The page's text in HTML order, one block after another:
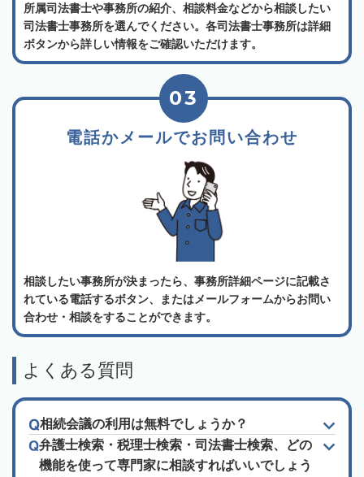
所属司法書士や事務所の紹介、相談料金などから相談したい
司法書士事務所を選んでください。各司法書士事務所は詳細
ボタンから詳しい情報をご確認いただけます。
電話かメールでお問い合わせ
03
相談したい事務所が決まったら、事務所詳細ページに記載さ
れている電話するボタン、またはメールフォームからお問い
合わせ・相談をすることができます。
よくある質問
相続会議の利用は無料でしょうか？
弁護士検索・税理士検索・司法書士検索、どの
機能を使って専門家に相談すればいいでしょう